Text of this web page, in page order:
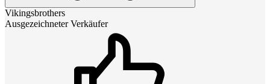
Vikingsbrothers
Ausgezeichneter Verkäufer